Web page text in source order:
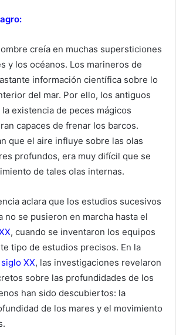
creía en muchas supersticiones
y los océanos. Los marineros de
información científica sobre lo
del mar. Por ello, los antiguos
existencia de peces mágicos
capaces de frenar los barcos.
que el aire influye sobre las olas
profundos, era muy difícil que se
de tales olas internas.
aclara que los estudios sucesivos
no se pusieron en marcha hasta el
, cuando se inventaron los equipos
tipo de estudios precisos. En la
siglo XX, las investigaciones revelaron
sobre las profundidades de los
han sido descubiertos: la
de los mares y el movimiento